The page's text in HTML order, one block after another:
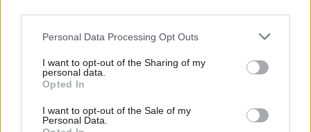
Personal Data Processing Opt Outs
I want to opt-out of the Sharing of my
personal data.
Opted In
I want to opt-out of the Sale of my
Personal Data.